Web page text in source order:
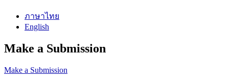
ภาษาไทย
English
Make a Submission
Make a Submission